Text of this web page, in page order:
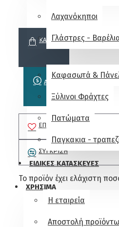
Λαχανόκηποι
Γλάστρες -
Καφασωτά &
Ξύλινοι Φράχτες
Πατώματα
Παγκακια -
ΕΙΔΙΚΕΣ ΚΑΤΑΣΚΕΥΕΣ
ΧΡΗΣΙΜΑ
Η εταιρεία
Αποστολή
ΚΑΛΆΘΙ
ΑΓΟΡΑ
ΕΠΙΘΥΜΗΤΌ
ΣΎΓΚΡΙΣΗ
Το προϊόν έχει ελάχιστη